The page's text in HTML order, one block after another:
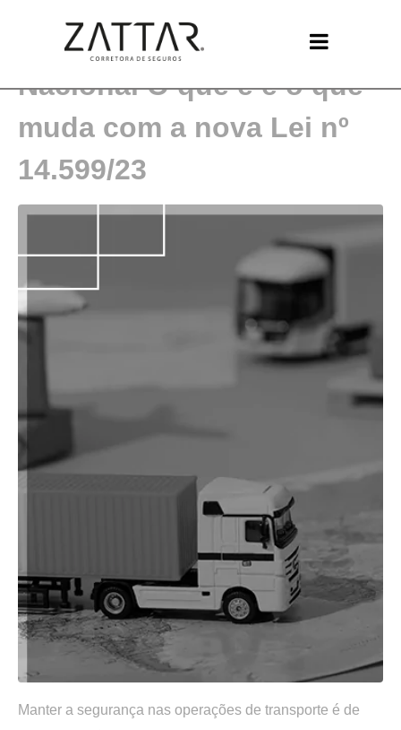
Seguro de Transporte
Nacional O que é e o que
muda com a nova Lei nº
14.599/23
Manter a segurança nas operações de transporte é de